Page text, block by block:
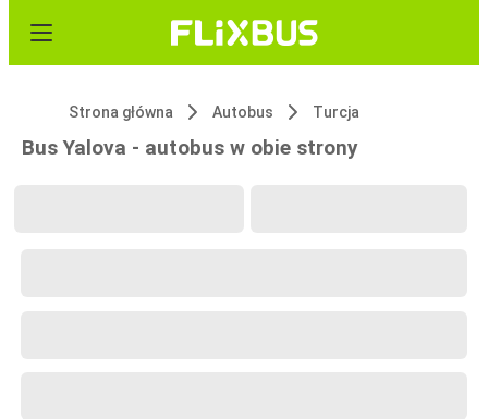
Strona główna Autobus Turcja
Bus Yalova - autobus w obie strony